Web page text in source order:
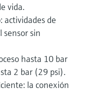
vida.
de
sin
hasta 10 bar
2 bar (29 psi).
la conexión